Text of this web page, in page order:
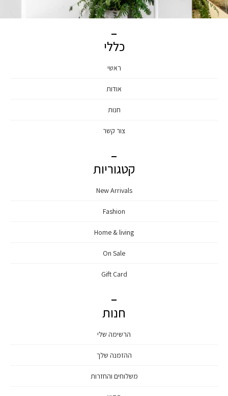
כללי
ראשי
אודות
חנות
צור קשר
קטגוריות
New Arrivals
Fashion
Home & living
On Sale
Gift Card
חנות
הרשימה שלי
ההזמנה שלך
משלוחים והחזרות